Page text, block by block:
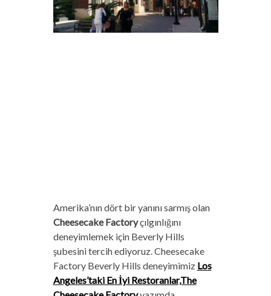
Amerika’nın dört bir yanını sarmış olan
Cheesecake Factoryçılgınlığını
deneyimlemek için Beverly Hills
şubesini tercih ediyoruz. Cheesecake
Factory Beverly Hills deneyimimiz Los
Angeles’taki En İyi Restoranlar,The